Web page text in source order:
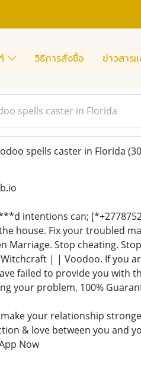
วิธีการสั่งซื้อ ข่าวสาร
spells caster in Florida
spells caster in Florida
intentions can;
house. Fix your troubled
Marriage. Stop cheating.
| | Voodoo. If you
failed to provide you with
your problem, 100%
your relationship
& love between you and
Now